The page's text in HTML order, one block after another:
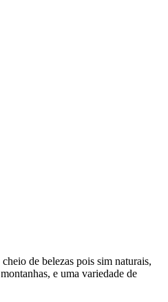
cheio de belezas pois sim naturais,
montanhas, e uma variedade de